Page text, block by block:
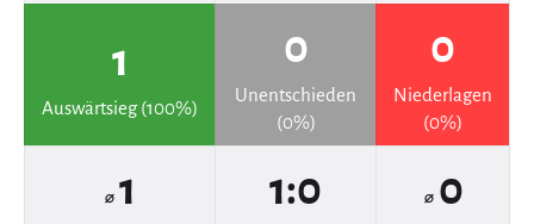
1
Auswärtsieg (100%)
0
Unentschieden
(0%)
0
Niederlagen
(0%)
⌀ 1 1:0 ⌀ 0